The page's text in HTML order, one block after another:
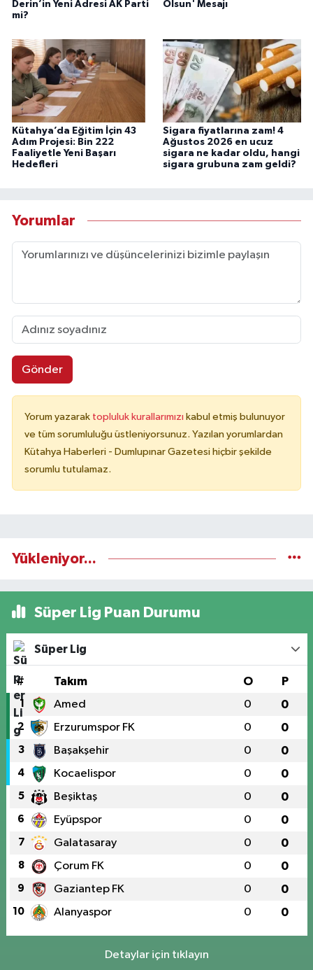
Derin’in Yeni Adresi AK Parti
mi?
Olsun' Mesajı
Kütahya’da Eğitim İçin 43
Adım Projesi: Bin 222
Faaliyetle Yeni Başarı
Hedefleri
Sigara fiyatlarına zam! 4
Ağustos 2026 en ucuz
sigara ne kadar oldu, hangi
sigara grubuna zam geldi?
Yorumlar
Gönder
Yorum yazarak topluluk kurallarımızı kabul etmiş bulunuyor
ve tüm sorumluluğu üstleniyorsunuz. Yazılan yorumlardan
Kütahya Haberleri - Dumlupınar Gazetesi hiçbir şekilde
sorumlu tutulamaz.
Yükleniyor...
Süper Lig Puan Durumu
Süper Lig
# Takım O P
1 Amed 0 0
2 Erzurumspor FK 0 0
3 Başakşehir 0 0
4 Kocaelispor 0 0
5 Beşiktaş 0 0
6 Eyüpspor 0 0
7 Galatasaray 0 0
8 Çorum FK 0 0
9 Gaziantep FK 0 0
10 Alanyaspor 0 0
Detaylar için tıklayın